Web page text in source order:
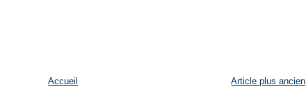
Article plus ancien
Accueil